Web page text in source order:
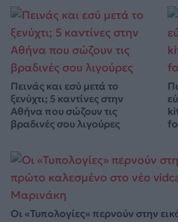
Πεινάς και εσύ μετά το
ξενύχτι; 5 καντίνες στην
Αθήνα που σώζουν τις
βραδινές σου λιγούρες
Οι «Τυπολογίες» περνούν στην